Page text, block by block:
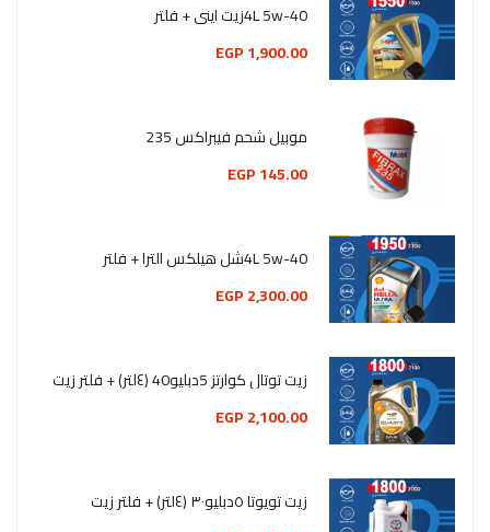
4L 5w-40زيت اينى + فلتر
1,900.00 EGP
موبيل شحم فيبراكس 235
145.00 EGP
4L 5w-40شل هيلكس الترا + فلتر
2,300.00 EGP
زيت توتال كوارتز 5دبليو40 (٤لتر) + فلتر زيت
2,100.00 EGP
زيت تويوتا ٥دبليو٣٠ (٤لتر) + فلتر زيت